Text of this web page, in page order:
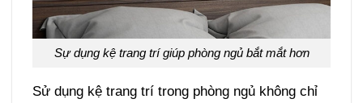
Sự dụng kệ trang trí giúp phòng ngủ bắt mắt hơn
Sử dụng kệ trang trí trong phòng ngủ không chỉ